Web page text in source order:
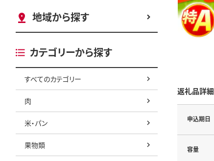
地域から探す
カテゴリーから探す
すべてのカテゴリー
肉
米・パン
果物類
返礼品詳細
申込期日
容量